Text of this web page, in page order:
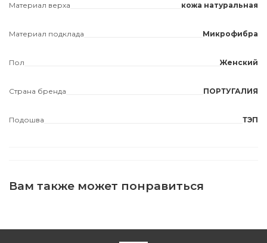
Материал верха кожа натуральная
Материал подклада Микрофибра
Пол Женский
Страна бренда ПОРТУГАЛИЯ
Подошва ТЭП
Вам также может понравиться